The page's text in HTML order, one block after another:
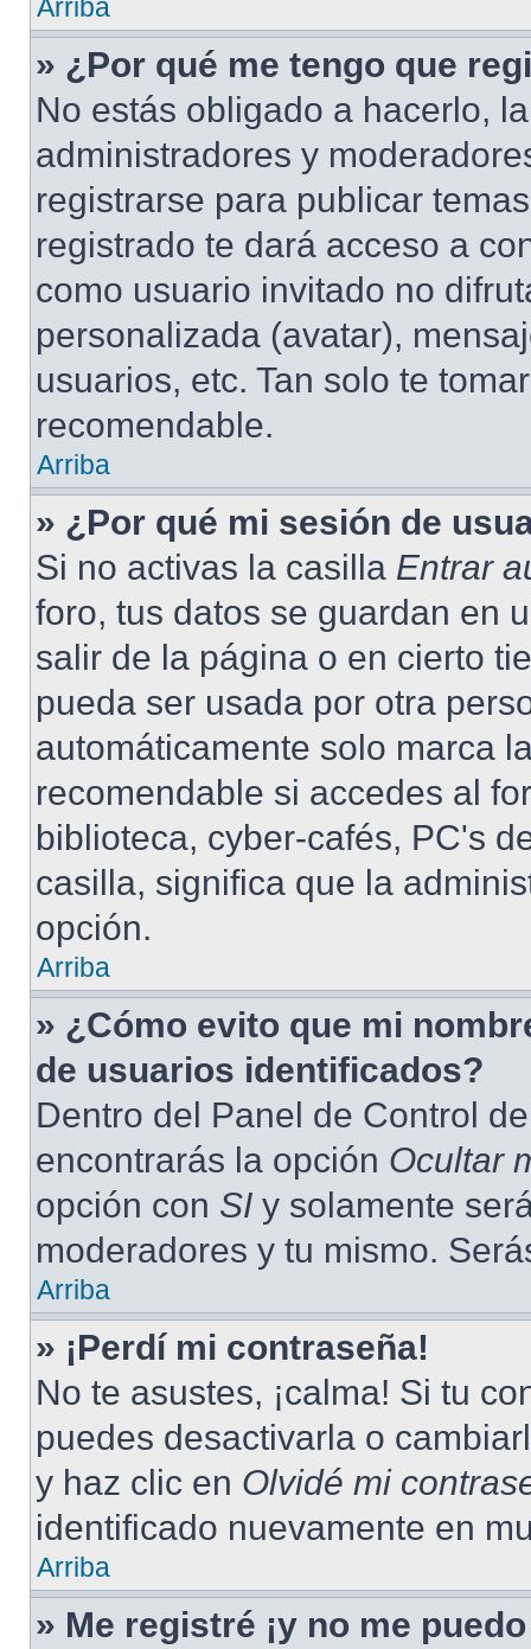
Arriba
» ¿Por qué me tengo que
No estás obligado a hacerlo,
administradores y
registrarse para publicar
registrado te dará acceso a
como usuario invitado no
personalizada (avatar),
usuarios, etc. Tan solo te
recomendable.
Arriba
» ¿Por qué mi sesión de
Si no activas la casilla Entrar
foro, tus datos se guardan en
salir de la página o en cierto
pueda ser usada por otra
automáticamente solo marca
recomendable si accedes al
biblioteca, cyber-cafés, PC's
casilla, significa que la
opción.
Arriba
» ¿Cómo evito que mi
de usuarios identificados?
Dentro del Panel de Control
encontrarás la opción Ocultar
opción con SI y solamente
moderadores y tu mismo.
Arriba
» ¡Perdí mi contraseña!
No te asustes, ¡calma! Si tu
puedes desactivarla o
y haz clic en Olvidé mi
identificado nuevamente en
Arriba
» Me registré ¡y no me